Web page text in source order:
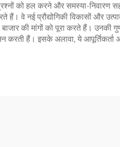
को हल करने और समस्या-निवारण
वे नई प्रौद्योगिकी विकासों और
की मांगों को पूरा करते हैं। उनकी
करती हैं। इसके अलावा, ये आपूर्तिकर्ता